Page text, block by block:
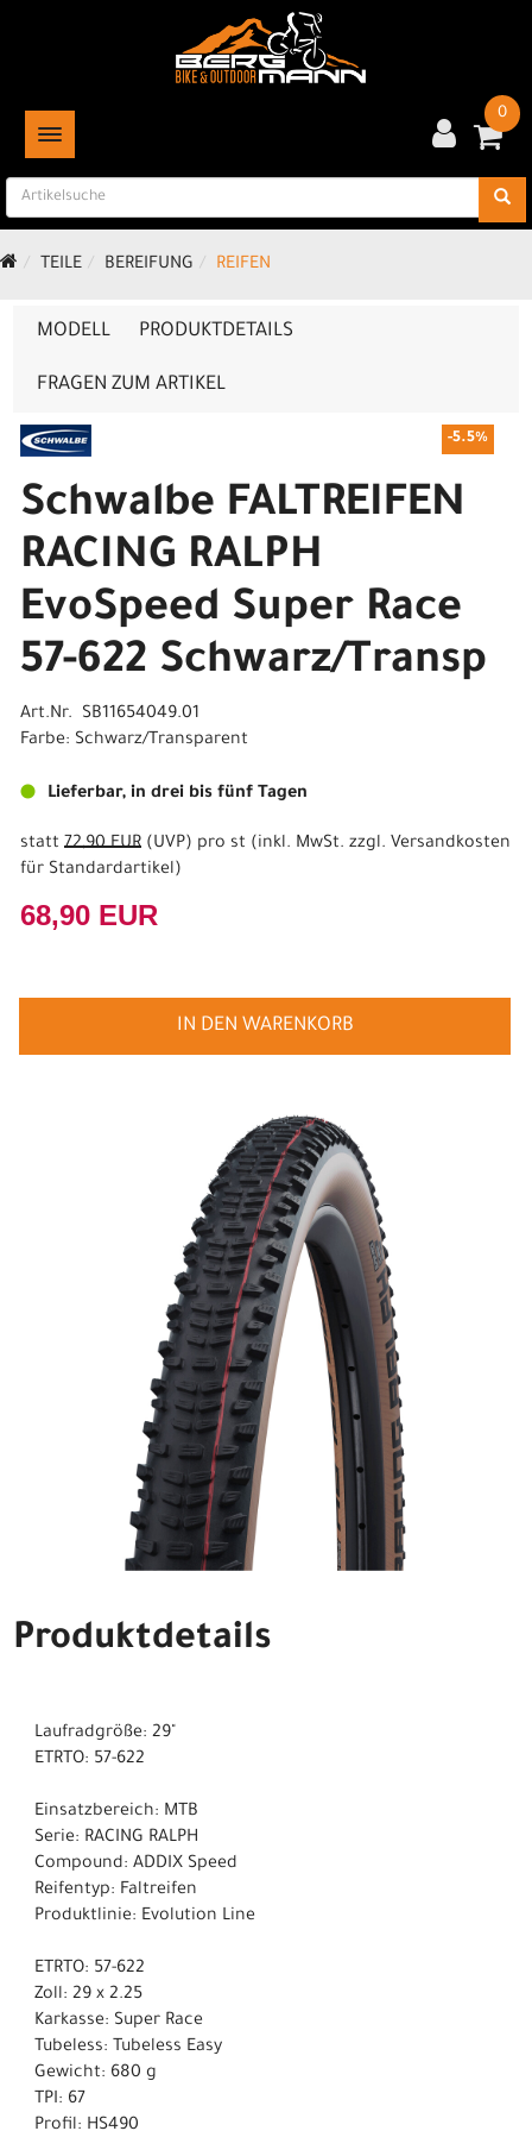
TOGGLE NAVIGATION
0
TEILE BEREIFUNG REIFEN
MODELL PRODUKTDETAILS
FRAGEN ZUM ARTIKEL
-5.5%
Schwalbe FALTREIFEN
RACING RALPH
EvoSpeed Super Race
57-622 Schwarz/Transp
Art.Nr. SB11654049.01
Farbe: Schwarz/Transparent
Lieferbar, in drei bis fünf Tagen
statt 72,90 EUR (UVP) pro st (inkl. MwSt. zzgl. Versandkosten
für Standardartikel)
68,90 EUR
IN DEN WARENKORB
Produktdetails
Laufradgröße: 29"
ETRTO: 57-622
Einsatzbereich: MTB
Serie: RACING RALPH
Compound: ADDIX Speed
Reifentyp: Faltreifen
Produktlinie: Evolution Line
ETRTO: 57-622
Zoll: 29 x 2.25
Karkasse: Super Race
Tubeless: Tubeless Easy
Gewicht: 680 g
TPI: 67
Profil: HS490